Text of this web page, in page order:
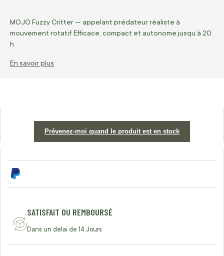
MOJO Fuzzy Critter — appelant prédateur réaliste à
mouvement rotatif Efficace, compact et autonome jusqu’à 20
h
En savoir plus
Prévenez-moi quand le produit est en stock
SATISFAIT OU REMBOURSÉ
Dans un délai de 14 Jours